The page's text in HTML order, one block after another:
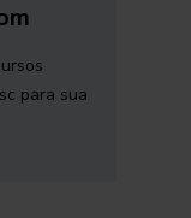
para sua